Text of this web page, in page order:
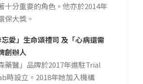
十分重要的角色。他亦於2014年
保大獎。
愛」生命頌禮司 及「心病還需
創辦人
藥醫」品牌於2017年進駐Trial
時設立。2018年她加入機構